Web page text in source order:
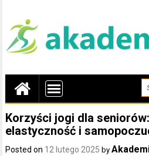
Korzyści jogi dla
elastyczność i
Posted on 12 lutego 2025 by